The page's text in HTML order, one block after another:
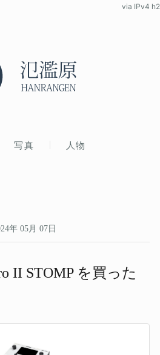
写真 人物
via IPv4 h2
年 05月 07日
II STOMP を​買った